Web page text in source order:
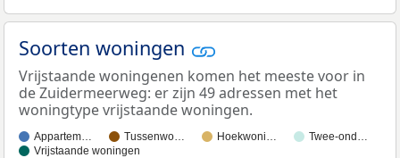
Soorten woningen
Vrijstaande woningenen komen het meeste voor in
de Zuidermeerweg: er zijn 49 adressen met het
woningtype vrijstaande woningen.
Appartem… Tussenwo… Hoekwoni…
Twee-ond…
Vrijstaande woningen